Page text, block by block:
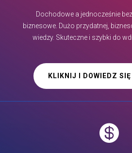
Dochodowe a jednocześnie
biznesowe. Dużo przydatnej,
wiedzy. Skuteczne i szybki do
KLIKNIJ I DOWIEDZ
